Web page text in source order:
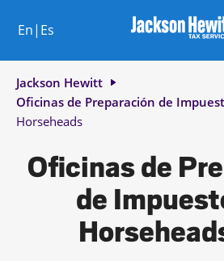
En|Es
Jackson Hewitt
Oficinas de Preparación de
Horseheads
Oficinas de
de